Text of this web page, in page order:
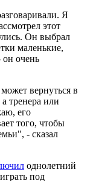
Я
этот
Он выбрал
маленькие,
он очень
вернуться в
тренера или
его
того, чтобы
- сказал
однолетний
под